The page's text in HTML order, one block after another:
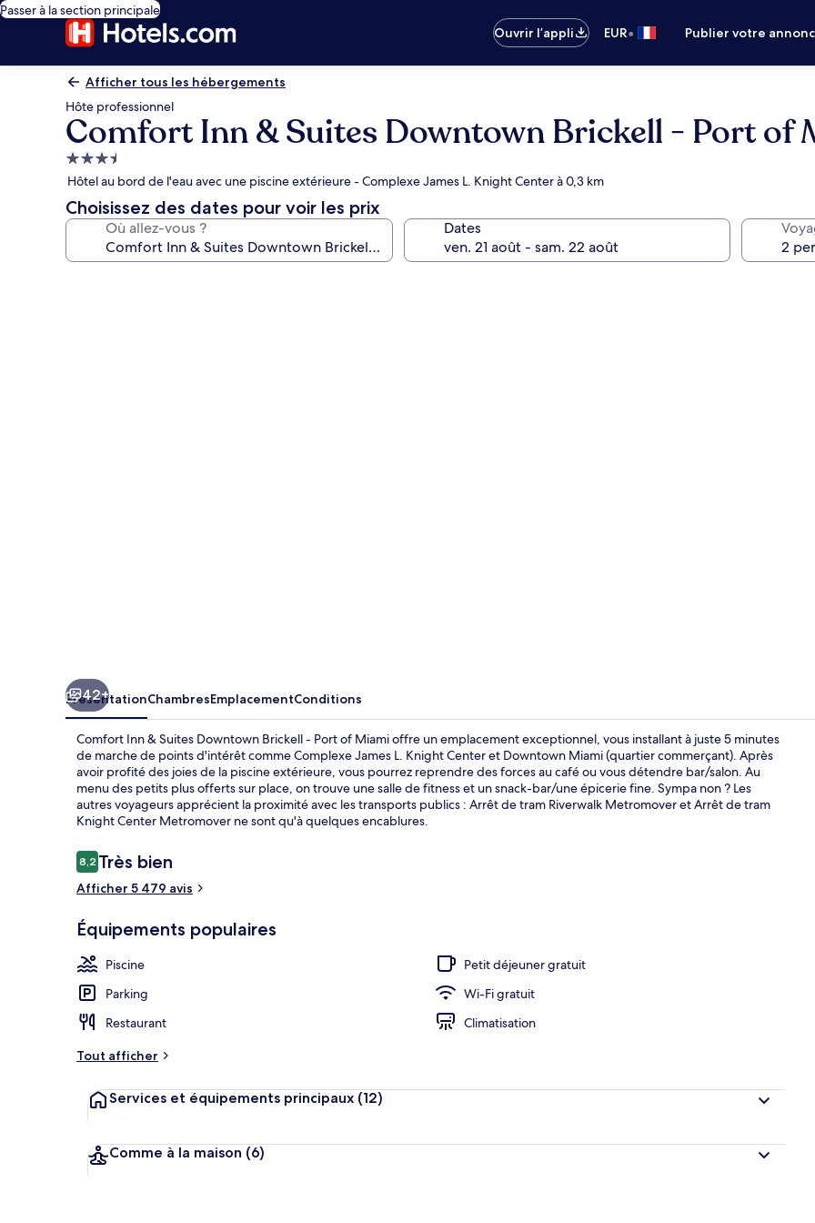
Passer à la section principale
Ouvrir l’appli
EUR• Publier votre
Afficher tous les hébergements
Hôte professionnel
Comfort Inn & Suites Downtown Brickell - Port of
Hébergement
3.5 étoiles
Hôtel au bord de l'eau avec une piscine extérieure - Complexe James L. Knight Center à 0,3 km
Choisissez des dates pour voir les prix
Où allez-vous ? Dates
Petit
42+
PrésentationChambresEmplacementConditions
Comfort Inn & Suites Downtown Brickell - Port of Miami offre un emplacement exceptionnel, vous installant à juste 5 minutes
de marche de points d'intérêt comme Complexe James L. Knight Center et Downtown Miami (quartier commerçant). Après
avoir profité des joies de la piscine extérieure, vous pourrez reprendre des forces au café ou vous détendre bar/salon. Au
menu des petits plus offerts sur place, on trouve une salle de fitness et un snack-bar/une épicerie fine. Sympa non ? Les
autres voyageurs apprécient la proximité avec les transports publics : Arrêt de tram Riverwalk Metromover et Arrêt de tram
Knight Center Metromover ne sont qu'à quelques encablures.
Avis
voyageurs
8,28,2 sur 10
Très bien
Afficher 5 479 avis
Équipements populaires
Piscine
Petit déjeuner gratuit
Parking
Wi-Fi gratuit
Restaurant
Climatisation
Tout afficher
Services et équipements principaux (12)
Comme à la maison (6)